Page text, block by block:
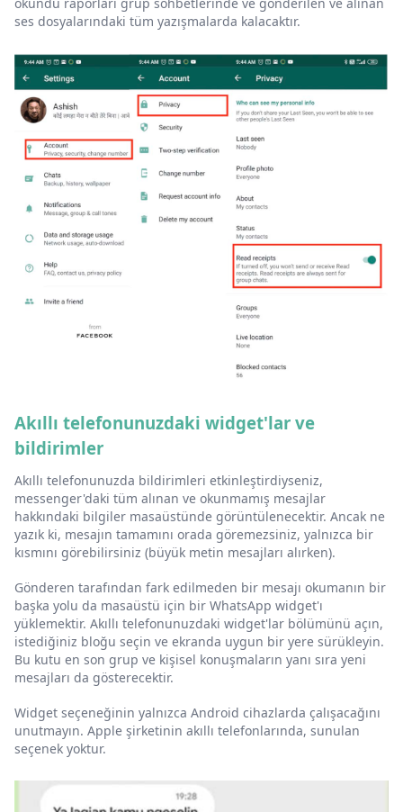
okundu raporları grup sohbetlerinde ve gönderilen ve alınan
ses dosyalarındaki tüm yazışmalarda kalacaktır.
Akıllı telefonunuzdaki widget'lar ve
bildirimler
Akıllı telefonunuzda bildirimleri etkinleştirdiyseniz,
messenger'daki tüm alınan ve okunmamış mesajlar
hakkındaki bilgiler masaüstünde görüntülenecektir. Ancak ne
yazık ki, mesajın tamamını orada göremezsiniz, yalnızca bir
kısmını görebilirsiniz (büyük metin mesajları alırken).
Gönderen tarafından fark edilmeden bir mesajı okumanın bir
başka yolu da masaüstü için bir WhatsApp widget'ı
yüklemektir. Akıllı telefonunuzdaki widget'lar bölümünü açın,
istediğiniz bloğu seçin ve ekranda uygun bir yere sürükleyin.
Bu kutu en son grup ve kişisel konuşmaların yanı sıra yeni
mesajları da gösterecektir.
Widget seçeneğinin yalnızca Android cihazlarda çalışacağını
unutmayın. Apple şirketinin akıllı telefonlarında, sunulan
seçenek yoktur.